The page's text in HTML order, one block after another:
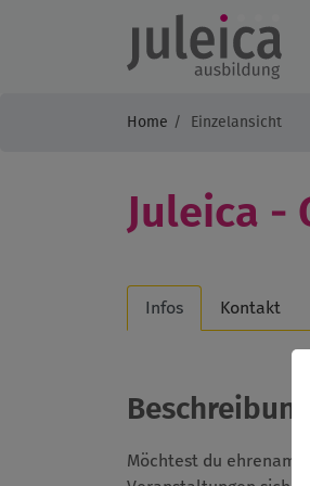
Home Einzelansicht
Juleica -
Infos Kontakt
Beschreibung
Möchtest du